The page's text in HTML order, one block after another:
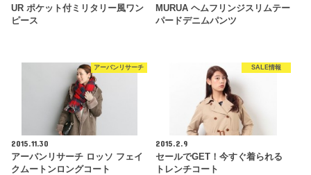
UR ポケット付ミリタリー風ワン
ピース
MURUA ヘムフリンジスリムテー
パードデニムパンツ
アーバンリサーチ
2015.11.30
アーバンリサーチ ロッソ フェイ
クムートンロングコート
SALE情報
2015.2.9
セールでGET！今すぐ着られる
トレンチコート